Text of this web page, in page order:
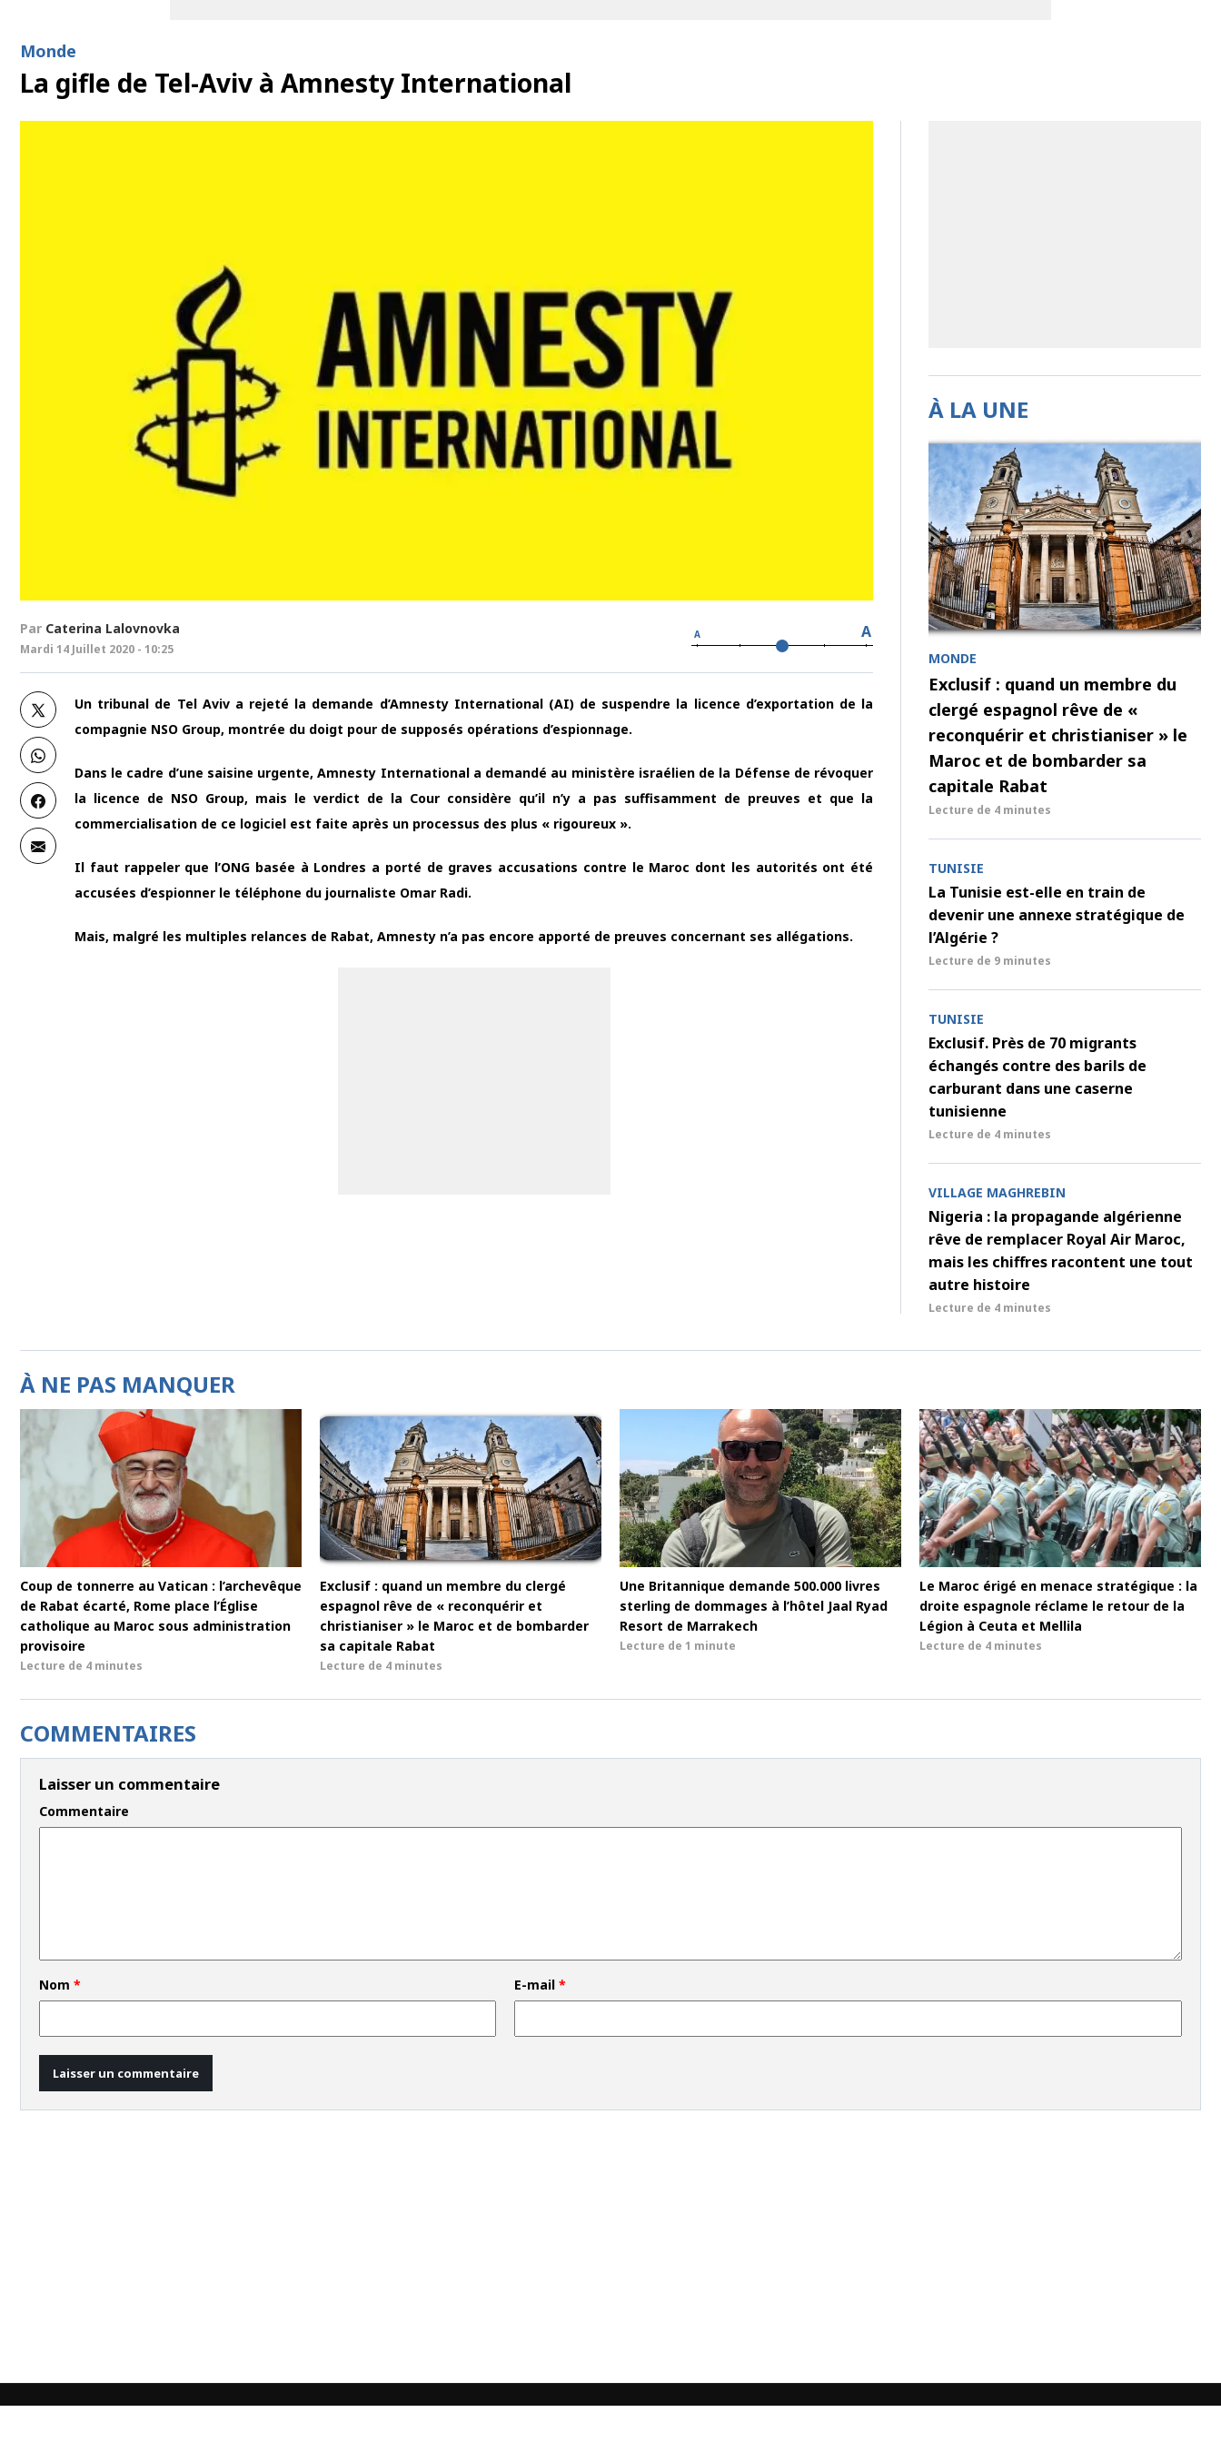
Monde
La gifle de Tel-Aviv à Amnesty International
Par Caterina Lalovnovka
Mardi 14 Juillet 2020 - 10:25
A A
Un tribunal de Tel Aviv a rejeté la demande d’Amnesty International (AI) de suspendre la licence d’exportation de la
compagnie NSO Group, montrée du doigt pour de supposés opérations d’espionnage.
Dans le cadre d’une saisine urgente, Amnesty International a demandé au ministère israélien de la Défense de révoquer
la licence de NSO Group, mais le verdict de la Cour considère qu’il n’y a pas suffisamment de preuves et que la
commercialisation de ce logiciel est faite après un processus des plus « rigoureux ».
Il faut rappeler que l’ONG basée à Londres a porté de graves accusations contre le Maroc dont les autorités ont été
accusées d’espionner le téléphone du journaliste Omar Radi.
Mais, malgré les multiples relances de Rabat, Amnesty n’a pas encore apporté de preuves concernant ses allégations.
À LA UNE
MONDE
Exclusif : quand un membre du
clergé espagnol rêve de «
reconquérir et christianiser » le
Maroc et de bombarder sa
capitale Rabat
Lecture de 4 minutes
TUNISIE
La Tunisie est-elle en train de
devenir une annexe stratégique de
l’Algérie ?
Lecture de 9 minutes
TUNISIE
Exclusif. Près de 70 migrants
échangés contre des barils de
carburant dans une caserne
tunisienne
Lecture de 4 minutes
VILLAGE MAGHREBIN
Nigeria : la propagande algérienne
rêve de remplacer Royal Air Maroc,
mais les chiffres racontent une tout
autre histoire
Lecture de 4 minutes
À NE PAS MANQUER
Coup de tonnerre au Vatican : l’archevêque
de Rabat écarté, Rome place l’Église
catholique au Maroc sous administration
provisoire
Lecture de 4 minutes
Exclusif : quand un membre du clergé
espagnol rêve de « reconquérir et
christianiser » le Maroc et de bombarder
sa capitale Rabat
Lecture de 4 minutes
Une Britannique demande 500.000 livres
sterling de dommages à l’hôtel Jaal Ryad
Resort de Marrakech
Lecture de 1 minute
Le Maroc érigé en menace stratégique : la
droite espagnole réclame le retour de la
Légion à Ceuta et Mellila
Lecture de 4 minutes
COMMENTAIRES
Laisser un commentaire
Commentaire
Nom * E-mail*